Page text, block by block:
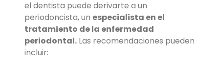
el dentista puede derivarte a un
periodoncista, un especialista en el
tratamiento de la enfermedad
periodontal. Las recomendaciones pueden
incluir: